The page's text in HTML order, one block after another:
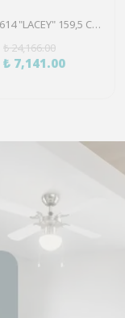
Eglo 43614 "LACEY" 159,5 Cm Yüksekliğinde Çelik, Ahşap Köşe Lambası Lambader
₺ 24,166.00
₺ 7,141.00